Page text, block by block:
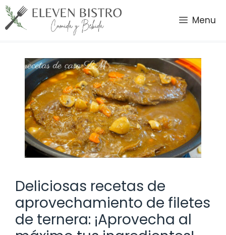
Saltar
al
contenido
Menu
Deliciosas recetas de
aprovechamiento de filetes
de ternera: ¡Aprovecha al